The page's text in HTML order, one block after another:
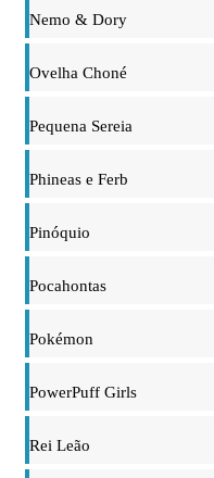
Nemo & Dory
Ovelha Choné
Pequena Sereia
Phineas e Ferb
Pinóquio
Pocahontas
Pokémon
PowerPuff Girls
Rei Leão